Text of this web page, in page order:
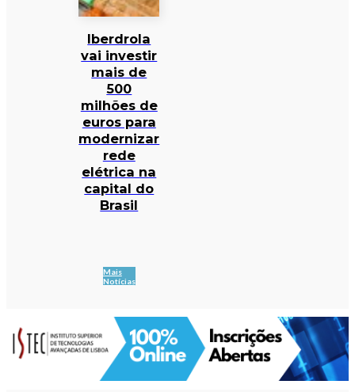
Iberdrola
vai investir
mais de
500
milhões de
euros para
modernizar
rede
elétrica na
capital do
Brasil
Mais
Notícias